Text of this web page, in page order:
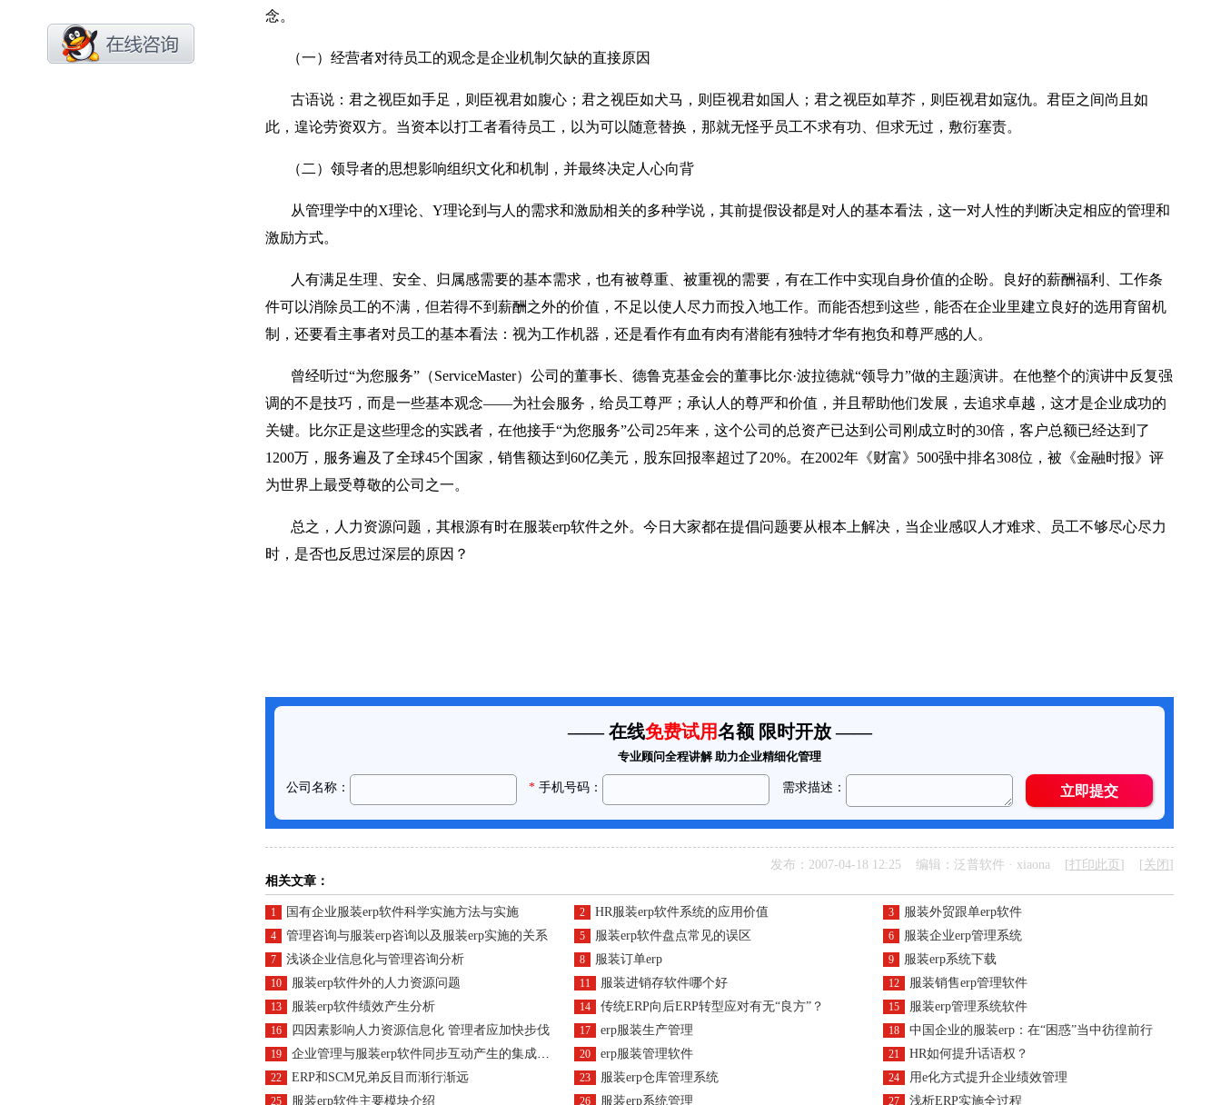
念。
（一）经营者对待员工的观念是企业机制欠缺的直接原因
古语说：君之视臣如手足，则臣视君如腹心；君之视臣如犬马，则臣视君如国人；君之视臣如草芥，则臣视君如寇仇。君臣之间尚且如
此，遑论劳资双方。当资本以打工者看待员工，以为可以随意替换，那就无怪乎员工不求有功、但求无过，敷衍塞责。
（二）领导者的思想影响组织文化和机制，并最终决定人心向背
从管理学中的X理论、Y理论到与人的需求和激励相关的多种学说，其前提假设都是对人的基本看法，这一对人性的判断决定相应的管理和
激励方式。
人有满足生理、安全、归属感需要的基本需求，也有被尊重、被重视的需要，有在工作中实现自身价值的企盼。良好的薪酬福利、工作条
件可以消除员工的不满，但若得不到薪酬之外的价值，不足以使人尽力而投入地工作。而能否想到这些，能否在企业里建立良好的选用育留机
制，还要看主事者对员工的基本看法：视为工作机器，还是看作有血有肉有潜能有独特才华有抱负和尊严感的人。
曾经听过“为您服务”（ServiceMaster）公司的董事长、德鲁克基金会的董事比尔·波拉德就“领导力”做的主题演讲。在他整个的演讲中反复强
调的不是技巧，而是一些基本观念——为社会服务，给员工尊严；承认人的尊严和价值，并且帮助他们发展，去追求卓越，这才是企业成功的
关键。比尔正是这些理念的实践者，在他接手“为您服务”公司25年来，这个公司的总资产已达到公司刚成立时的30倍，客户总额已经达到了
1200万，服务遍及了全球45个国家，销售额达到60亿美元，股东回报率超过了20%。在2002年《财富》500强中排名308位，被《金融时报》评
为世界上最受尊敬的公司之一。
总之，人力资源问题，其根源有时在服装erp软件之外。今日大家都在提倡问题要从根本上解决，当企业感叹人才难求、员工不够尽心尽力
时，是否也反思过深层的原因？
发布：2007-04-18 12:25 编辑：泛普软件 · xiaona [打印此页 ] [关闭 ]
相关文章：
1 国有企业服装erp软件科学实施方法与实施 2 HR服装erp软件系统的应用价值 3 服装外贸跟单erp软件
4 管理咨询与服装erp咨询以及服装erp实施的关系 5 服装erp软件盘点常见的误区 6 服装企业erp管理系统
7 浅谈企业信息化与管理咨询分析 8 服装订单erp 9 服装erp系统下载
10 服装erp软件外的人力资源问题 11 服装进销存软件哪个好 12 服装销售erp管理软件
13 服装erp软件绩效产生分析 14 传统ERP向后ERP转型应对有无“良方”？ 15 服装erp管理系统软件
16 四因素影响人力资源信息化 管理者应加快步伐 17 erp服装生产管理 18 中国企业的服装erp：在“困惑”当中彷徨前行
19 企业管理与服装erp软件同步互动产生的集成协同性分析 20 erp服装管理软件 21 HR如何提升话语权？
22 ERP和SCM兄弟反目而渐行渐远 23 服装erp仓库管理系统 24 用e化方式提升企业绩效管理
25 服装erp软件主要模块介绍 26 服装erp系统管理 27 浅析ERP实施全过程